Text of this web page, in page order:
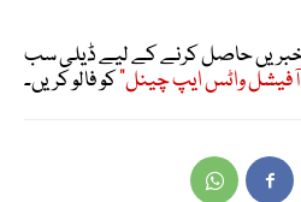
خبریں حاصل کرنے کے لیے ڈیلی سب
واٹس ایپ چینل"کو فالو کریں۔